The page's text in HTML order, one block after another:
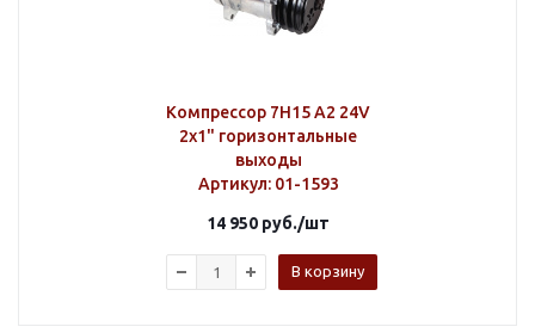
Компрессор 7H15 A2 24V
2х1" горизонтальные
выходы
Артикул: 01-1593
14 950 руб./шт
В корзину